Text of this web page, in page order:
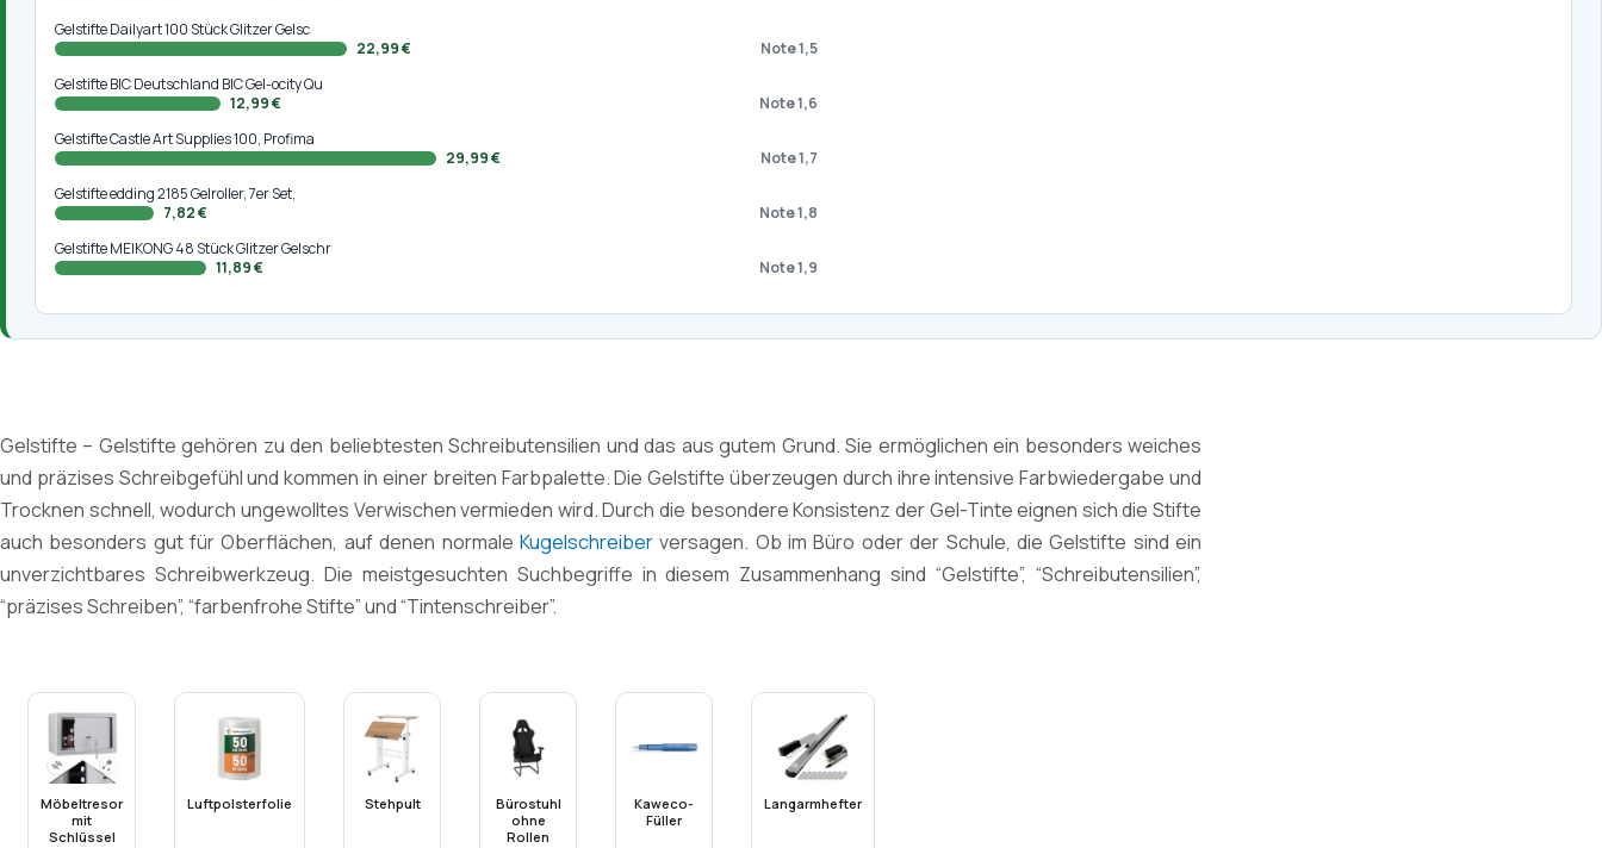
Gelstifte Dailyart 100 Stück Glitzer Gelsc
22,99 €
Note 1,5
Gelstifte BIC Deutschland BIC Gel-ocity Qu
12,99 €
Note 1,6
Gelstifte Castle Art Supplies 100, Profima
29,99 €
Note 1,7
Gelstifte edding 2185 Gelroller, 7er Set,
7,82 €
Note 1,8
Gelstifte MEIKONG 48 Stück Glitzer Gelschr
11,89 €
Note 1,9
Gelstifte – Gelstifte gehören zu den beliebtesten Schreibutensilien und das aus gutem Grund. Sie ermöglichen ein besonders weiches
und präzises Schreibgefühl und kommen in einer breiten Farbpalette. Die Gelstifte überzeugen durch ihre intensive Farbwiedergabe und
Trocknen schnell, wodurch ungewolltes Verwischen vermieden wird. Durch die besondere Konsistenz der Gel-Tinte eignen sich die Stifte
auch besonders gut für Oberflächen, auf denen normale Kugelschreiberversagen. Ob im Büro oder der Schule, die Gelstifte sind ein
unverzichtbares Schreibwerkzeug. Die meistgesuchten Suchbegriffe in diesem Zusammenhang sind “Gelstifte”, “Schreibutensilien”,
“präzises Schreiben”, “farbenfrohe Stifte” und “Tintenschreiber”.
Möbeltresor
mit
Schlüssel
Luftpolsterfolie Stehpult
Bürostuhl
ohne
Rollen
Kaweco-
Füller
Langarmhefter